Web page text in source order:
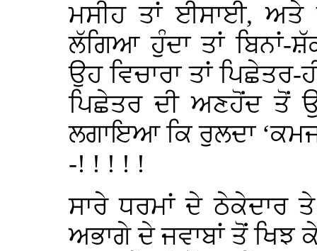
ਮਸੀਹ ਤਾਂ ਈਸਾਈ, ਅਤੇ
ਲੱਗਿਆ ਹੁੰਦਾ ਤਾਂ ਬਿਨਾਂ-
ਉਹ ਵਿਚਾਰਾ ਤਾਂ
ਪਿਛੇਤਰ ਦੀ ਅਣਹੋਂਦ ਤੋਂ
ਲਗਾਇਆ ਕਿ ਰੁਲਦਾ
-! ! ! ! !
ਸਾਰੇ ਧਰਮਾਂ ਦੇ ਠੇਕੇਦਾਰ
ਅਭਾਗੇ ਦੇ ਜਵਾਬਾਂ ਤੋਂ